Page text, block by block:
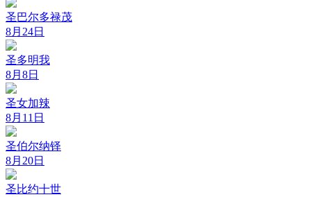
圣巴尔多禄茂
8月24日
圣多明我
8月8日
圣女加辣
8月11日
圣伯尔纳铎
8月20日
圣比约十世